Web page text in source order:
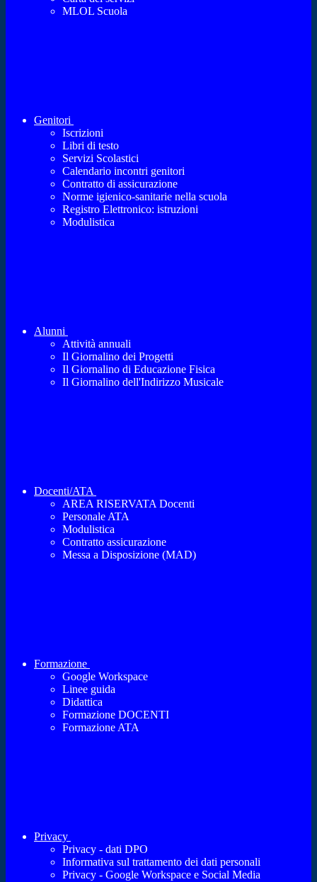
MLOL Scuola
Genitori
Iscrizioni
Libri di testo
Servizi Scolastici
Calendario incontri genitori
Contratto di assicurazione
Norme igienico-sanitarie nella scuola
Registro Elettronico: istruzioni
Modulistica
Alunni
Attività annuali
Il Giornalino dei Progetti
Il Giornalino di Educazione Fisica
Il Giornalino dell'Indirizzo Musicale
Docenti/ATA
AREA RISERVATA Docenti
Personale ATA
Modulistica
Contratto assicurazione
Messa a Disposizione (MAD)
Formazione
Google Workspace
Linee guida
Didattica
Formazione DOCENTI
Formazione ATA
Privacy
Privacy - dati DPO
Informativa sul trattamento dei dati personali
Privacy - Google Workspace e Social Media